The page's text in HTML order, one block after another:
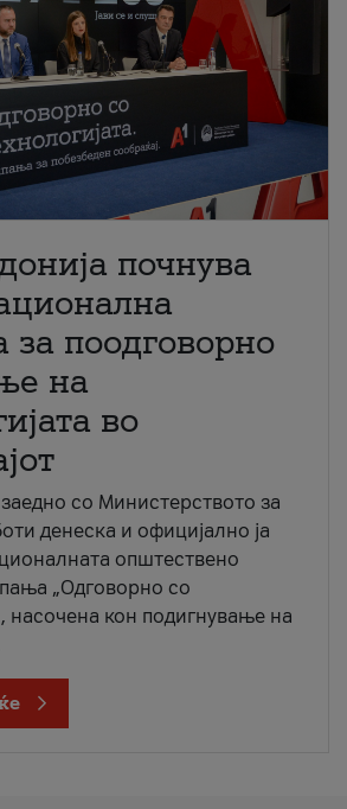
почнува
поодговорно
на
во
со Министерството за
денеска и официјално ја
општествено
„Одговорно со
насочена кон подигнување на